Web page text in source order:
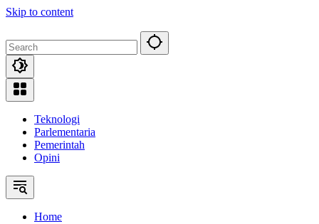
Skip to content
Teknologi
Parlementaria
Pemerintah
Opini
Home